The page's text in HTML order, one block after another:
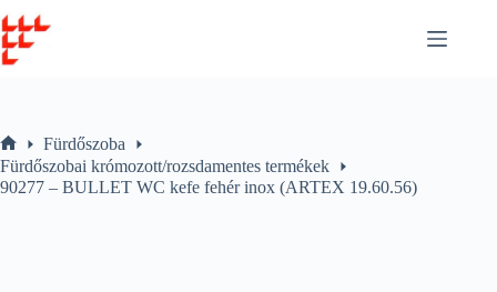
to
content
Home
Fürdőszoba
Fürdőszobai krómozott/rozsdamentes termékek
90277 – BULLET WC kefe fehér inox (ARTEX 19.60.56)